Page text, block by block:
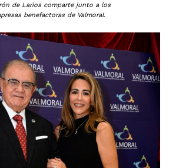
de Larios comparte junto a los
benefactoras de Valmoral.